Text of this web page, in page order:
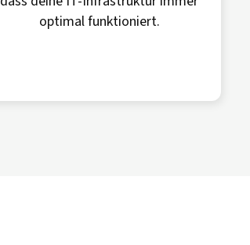
optimal funktioniert.